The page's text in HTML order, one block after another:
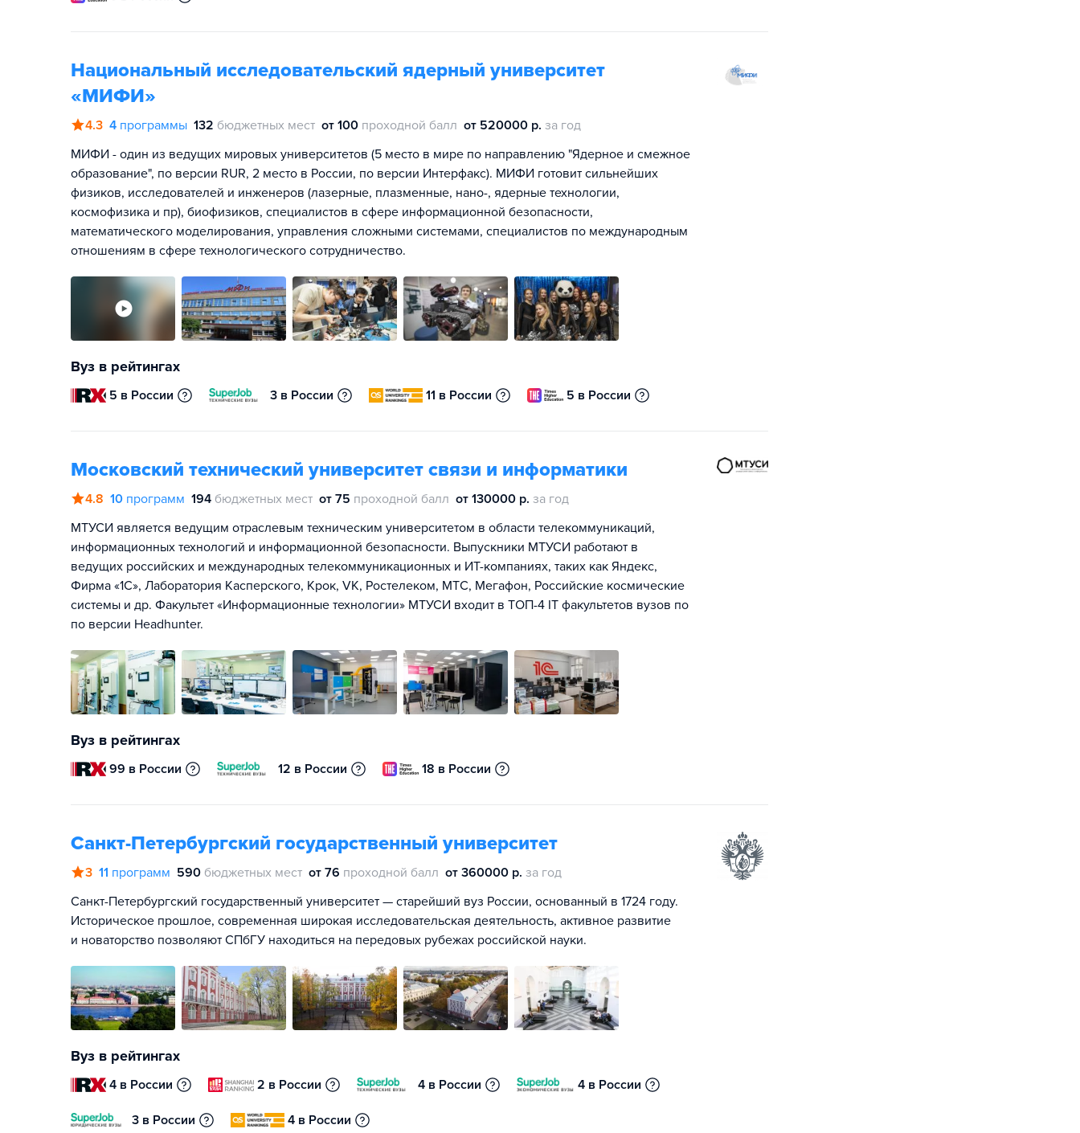
Национальный исследовательский ядерный университет
«МИФИ»
4.3 4 программы 132 бюджетных мест от 100 проходной балл от 520000 р. за год
МИФИ - один из ведущих мировых университетов (5 место в мире по направлению "Ядерное и смежное
образование", по версии RUR, 2 место в России, по версии Интерфакс). МИФИ готовит сильнейших
физиков, исследователей и инженеров (лазерные, плазменные, нано-, ядерные технологии,
космофизика и пр), биофизиков, специалистов в сфере информационной безопасности,
математического моделирования, управления сложными системами, специалистов по международным
отношениям в сфере технологического сотрудничество.
Вуз в рейтингах
5 в России 3 в России 11 в России 5 в России
Московский технический университет связи и информатики
4.8 10 программ 194 бюджетных мест от 75 проходной балл от 130000 р. за год
МТУСИ является ведущим отраслевым техническим университетом в области телекоммуникаций,
информационных технологий и информационной безопасности. Выпускники МТУСИ работают в
ведущих российских и международных телекоммуникационных и ИТ-компаниях, таких как Яндекс,
Фирма «1С», Лаборатория Касперского, Крок, VK, Ростелеком, МТС, Мегафон, Российские космические
системы и др. Факультет «Информационные технологии» МТУСИ входит в ТОП-4 IT факультетов вузов по
по версии Headhunter.
Вуз в рейтингах
99 в России 12 в России 18 в России
Санкт-Петербургский государственный университет
3 11 программ 590 бюджетных мест от 76 проходной балл от 360000 р. за год
Санкт-Петербургский государственный университет — старейший вуз России, основанный в 1724 году.
Историческое прошлое, современная широкая исследовательская деятельность, активное развитие
и новаторство позволяют СПбГУ находиться на передовых рубежах российской науки.
Вуз в рейтингах
4 в России 2 в России 4 в России 4 в России
3 в России 4 в России